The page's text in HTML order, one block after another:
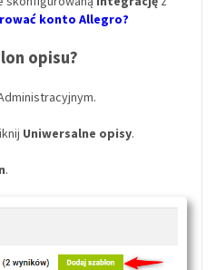
konto Allegro?
opisu?
Uniwersalne opisy.
.